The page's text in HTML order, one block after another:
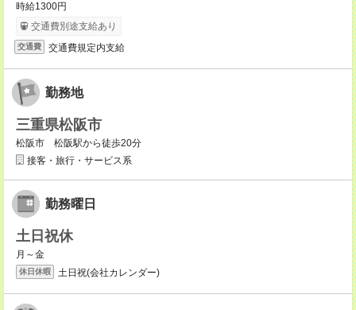
時給1300円
交通費別途支給あり
交通費 交通費規定内支給
勤務地
三重県松阪市
松阪市 松阪駅から徒歩20分
接客・旅行・サービス系
勤務曜日
土日祝休
月～金
休日休暇 土日祝(会社カレンダー)